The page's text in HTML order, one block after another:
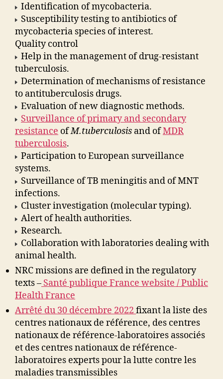
Identification of mycobacteria.
Susceptibility testing to antibiotics of
mycobacteria species of interest.
Quality control
Help in the management of drug-resistant
tuberculosis.
Determination of mechanisms of resistance
to antituberculosis drugs.
Evaluation of new diagnostic methods.
Surveillance of primary and secondary
resistance ofM.tuberculosis and ofMDR
tuberculosis.
Participation to European surveillance
systems.
Surveillance of TB meningitis and of MNT
infections.
Cluster investigation (molecular typing).
Alert of health authorities.
Research.
Collaboration with laboratories dealing with
animal health.
NRC missions are defined in the regulatory
texts – Santé publique France website / Public
Health France
Arrêté du 30 décembre 2022 fixant la liste des
centres nationaux de référence, des centres
nationaux de référence-laboratoires associés
et des centres nationaux de référence-
laboratoires experts pour la lutte contre les
maladies transmissibles